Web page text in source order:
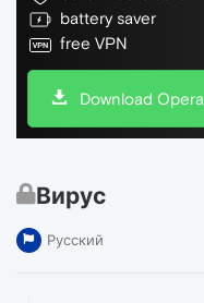
battery saver
free VPN
Download Opera
Вирус
Русский